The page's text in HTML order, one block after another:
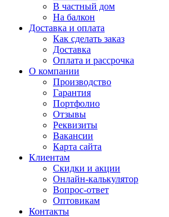
В частный дом
На балкон
Доставка и оплата
Как сделать заказ
Доставка
Оплата и рассрочка
О компании
Производство
Гарантия
Портфолио
Отзывы
Реквизиты
Вакансии
Карта сайта
Клиентам
Скидки и акции
Онлайн-калькулятор
Вопрос-ответ
Оптовикам
Контакты